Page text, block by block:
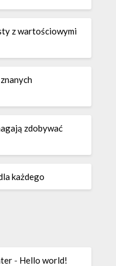
z wartościowymi
zdobywać
każdego
- Hello world!